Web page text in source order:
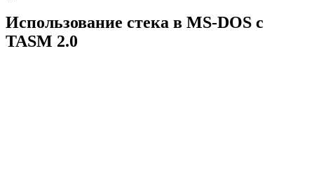
Использование стека в MS-DOS с
TASM 2.0